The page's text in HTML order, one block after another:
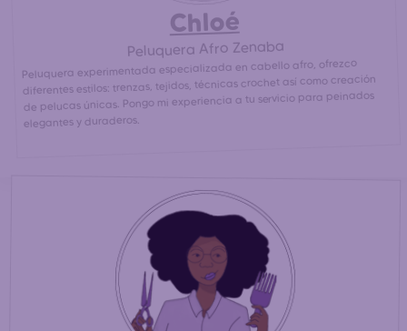
Chloé
Peluquera Afro Zenaba
Peluquera experimentada especializada en cabello afro, ofrezco
diferentes estilos: trenzas, tejidos, técnicas crochet así como creación
de pelucas únicas. Pongo mi experiencia a tu servicio para peinados
elegantes y duraderos.